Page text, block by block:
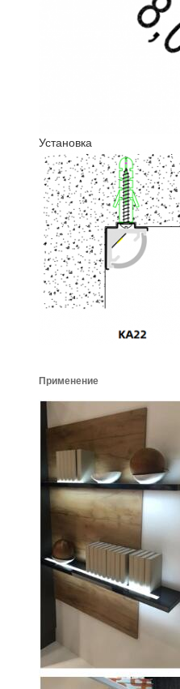
Установка
Применение